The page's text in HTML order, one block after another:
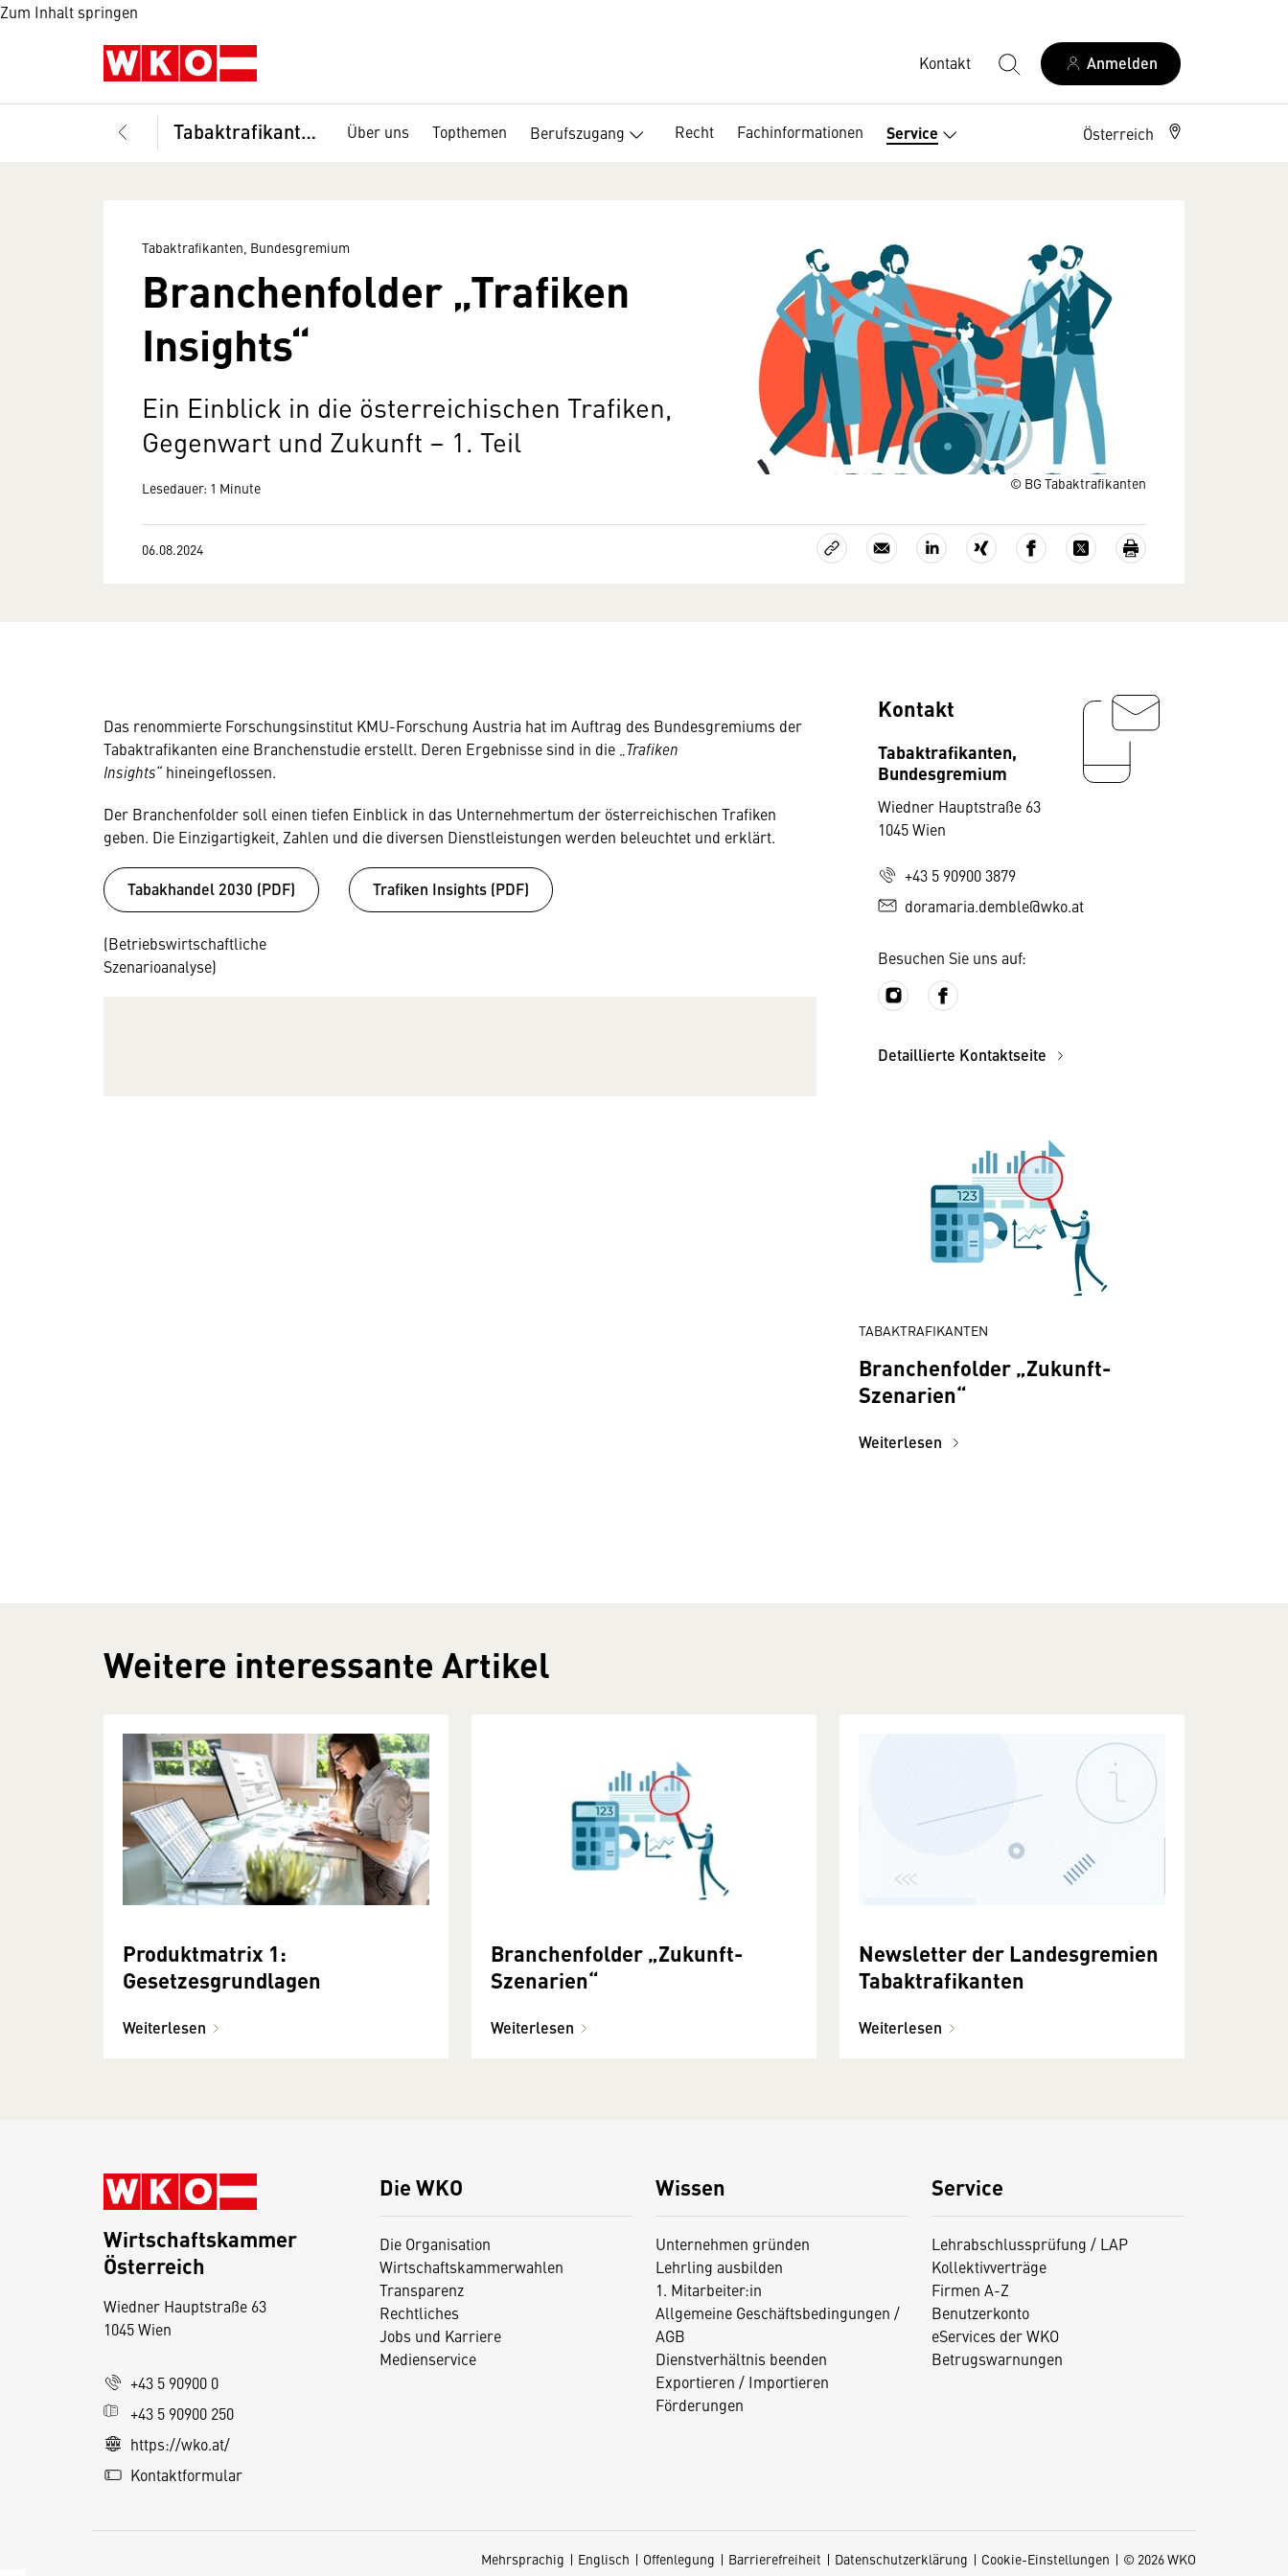
Zum Inhalt springen
Kontakt Anmelden
Tabaktrafikanten, Bundesgremium Über uns Topthemen Berufszugang Recht Fachinformationen Service Österreich
© BG Tabaktrafikanten
Tabaktrafikanten, Bundesgremium
Branchenfolder „Trafiken
Insights“
Ein Einblick in die österreichischen Trafiken,
Gegenwart und Zukunft – 1. Teil
Lesedauer: 1 Minute
06.08.2024
Das renommierte Forschungsinstitut KMU-Forschung Austria hat im Auftrag des Bundesgremiums der
Tabaktrafikanten eine Branchenstudie erstellt. Deren Ergebnisse sind in die „ Trafiken
Insights“ hineingeflossen.
Der Branchenfolder soll einen tiefen Einblick in das Unternehmertum der österreichischen Trafiken
geben. Die Einzigartigkeit, Zahlen und die diversen Dienstleistungen werden beleuchtet und erklärt.
Tabakhandel 2030 (PDF)
(Betriebswirtschaftliche
Szenarioanalyse)
Trafiken Insights (PDF)
Kontakt
Tabaktrafikanten,
Bundesgremium
Wiedner Hauptstraße 63
1045 Wien
+43 5 90900 3879
doramaria.demble@wko.at
Besuchen Sie uns auf:
Detaillierte Kontaktseite
TABAKTRAFIKANTEN
Branchenfolder „Zukunft-
Szenarien“
Weiterlesen
Weitere interessante Artikel
Produktmatrix 1:
Gesetzesgrundlagen
Weiterlesen
Branchenfolder „Zukunft-
Szenarien“
Weiterlesen
Newsletter der Landesgremien
Tabaktrafikanten
Weiterlesen
Die WKO
Die Organisation
Wirtschaftskammerwahlen
Transparenz
Rechtliches
Jobs und Karriere
Medienservice
Wissen
Unternehmen gründen
Lehrling ausbilden
1. Mitarbeiter:in
Allgemeine Geschäftsbedingungen /
AGB
Dienstverhältnis beenden
Exportieren / Importieren
Förderungen
Service
Lehrabschlussprüfung / LAP
Kollektivverträge
Firmen A-Z
Benutzerkonto
eServices der WKO
Betrugswarnungen
Wirtschaftskammer
Österreich
Wiedner Hauptstraße 63
1045 Wien
+43 5 90900 0
+43 5 90900 250
https://wko.at/
Kontaktformular
Mehrsprachig Englisch Offenlegung Barrierefreiheit Datenschutzerklärung Cookie-Einstellungen © 2026 WKO